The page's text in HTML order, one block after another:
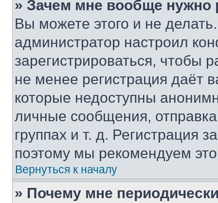
» Зачем мне вообще нужно
Вы можете этого и не
администратор настроил
зарегистрироваться, чтобы
не менее регистрация даёт
которые недоступны
личные сообщения,
группах и т. д. Регистрация
поэтому мы рекомендуем
Вернуться к началу
» Почему мне